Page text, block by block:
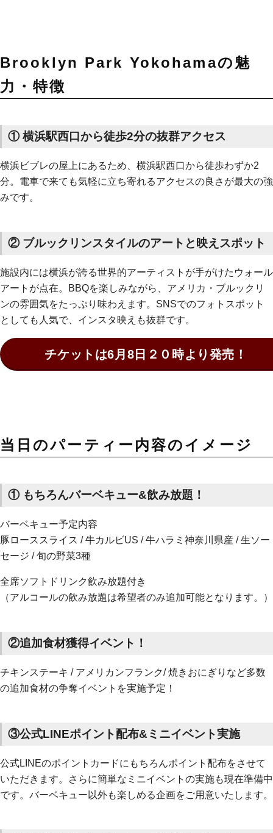
Brooklyn Park Yokohamaの魅
力・特徴
① 横浜駅西口から徒歩2分の抜群アクセス
横浜ビブレの屋上にあるため、横浜駅西口から徒歩わずか2
分。電車で来ても気軽に立ち寄れるアクセスの良さが最大の強
みです。
② ブルックリンスタイルのアートと映えスポット
施設内には横浜が誇る世界的アーティストが手がけたウォール
アートが点在。BBQを楽しみながら、アメリカ・ブルックリ
ンの雰囲気をたっぷり味わえます。SNSでのフォトスポット
としても人気で、インスタ映えも抜群です。
チケットは6月8日２０時より発売！
当日のパーティー内容のイメージ
① もちろんバーベキュー&飲み放題！
バーベキュー予定内容
豚ローススライス / 牛カルビUS / 牛ハラミ神奈川県産 / 生ソー
セージ / 旬の野菜3種
全席ソフトドリンク飲み放題付き
（アルコールの飲み放題は希望者のみ追加可能となります。）
②追加食材獲得イベント！
チキンステーキ / アメリカンフランク/ 焼きおにぎりなど多数
の追加食材の争奪イベントを実施予定！
③公式LINEポイント配布&ミニイベント実施
公式LINEのポイントカードにもちろんポイント配布をさせて
いただきます。さらに簡単なミニイベントの実施も現在準備中
です。バーベキュー以外も楽しめる企画をご用意いたします。